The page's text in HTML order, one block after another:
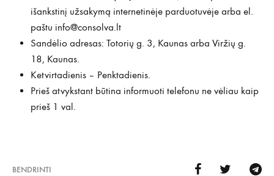
išankstinį užsakymą internetinėje parduotuvėje arba el.
paštu info@consolva.lt
Sandėlio adresas: Totorių g. 3, Kaunas arba Viržių g.
18, Kaunas.
Ketvirtadienis – Penktadienis.
Prieš atvykstant būtina informuoti telefonu ne vėliau kaip
prieš 1 val.
BENDRINTI